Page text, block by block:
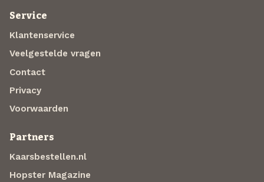
Service
Klantenservice
Veelgestelde vragen
Contact
Privacy
Voorwaarden
Partners
Kaarsbestellen.nl
Hopster Magazine